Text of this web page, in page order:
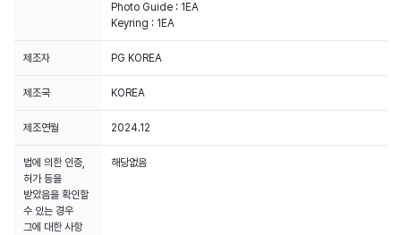
Photo Guide : 1EA
Keyring : 1EA
제조자 PG KOREA
제조국 KOREA
제조연월 2024.12
법에 의한 인증,
허가 등을
받았음을 확인할
수 있는 경우
그에 대한 사항
해당없음